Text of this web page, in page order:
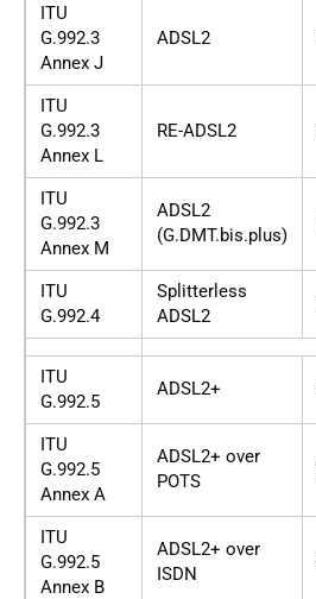
ITU
G.992.3
Annex J
ADSL2
ITU
G.992.3
Annex L
RE-ADSL2
ITU
G.992.3
Annex M
ADSL2
(G.DMT.bis.plus)
ITU
G.992.4
Splitterless
ADSL2
ITU
G.992.5
ADSL2+
ITU
G.992.5
Annex A
ADSL2+ over
POTS
ITU
G.992.5
Annex B
ADSL2+ over
ISDN